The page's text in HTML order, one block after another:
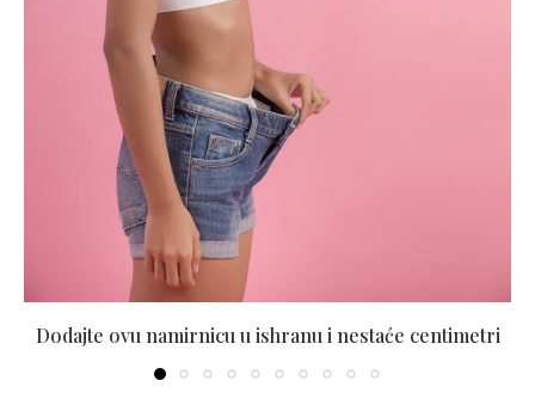
Dodajte ovu namirnicu u ishranu i nestaće centimetri